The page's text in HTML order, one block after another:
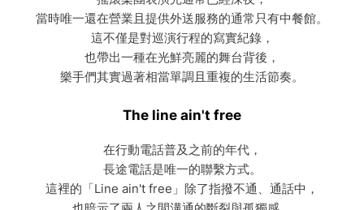
當時唯一還在營業且提供外送服務的通常只有中餐館。
這不僅是對巡演行程的寫實紀錄，
也帶出一種在光鮮亮麗的舞台背後，
樂手們其實過著相當單調且重複的生活節奏。
The line ain't free
在行動電話普及之前的年代，
長途電話是唯一的聯繫方式。
這裡的「Line ain't free」除了指撥不通、通話中，